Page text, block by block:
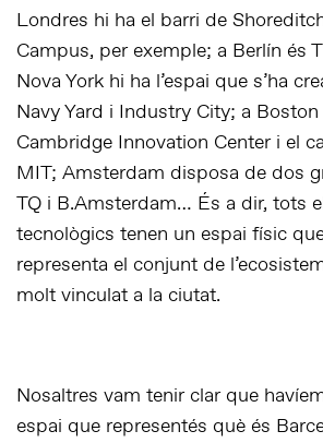
Londres hi ha el barri de
Campus, per exemple; a Berlín és
Nova York hi ha l’espai que s’ha
Navy Yard i Industry City; a
Cambridge Innovation Center i el
MIT; Amsterdam disposa de dos
TQ i B.Amsterdam… És a dir, tots
tecnològics tenen un espai físic
representa el conjunt de
molt vinculat a la ciutat.
Nosaltres vam tenir clar que
espai que representés què és